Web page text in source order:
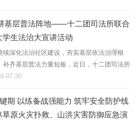
基层普法阵地——十二团司法所联合
生法治大宣讲活动
续深化法治社区建设，夯实基层依法治理根
补齐基层普法力量短板，近日，十二团司法所
文明路社区，组织返乡大学生志愿者开展法治
07-30
期 以练备战强能力 筑牢安全防护线
原火灾扑救、山洪灾害防御应急演